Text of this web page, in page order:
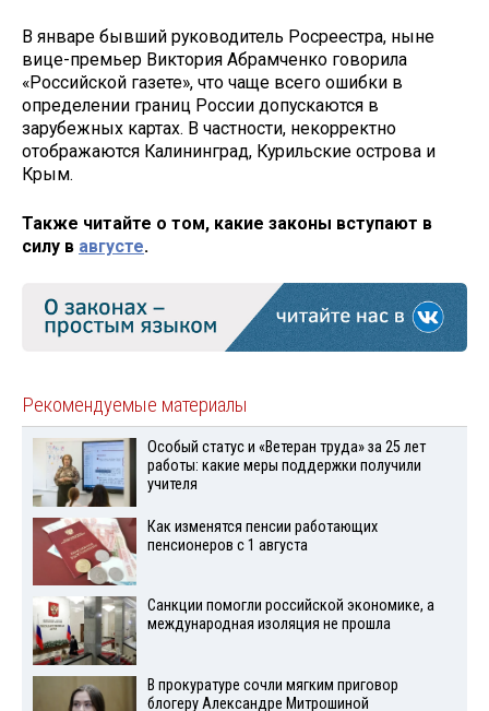
В январе бывший руководитель Росреестра, ныне
вице-премьер Виктория Абрамченко говорила
«Российской газете», что чаще всего ошибки в
определении границ России допускаются в
зарубежных картах. В частности, некорректно
отображаются Калининград, Курильские острова и
Крым.
Также читайте о том, какие законы вступают в
силу в августе.
Рекомендуемые материалы
Особый статус и «Ветеран труда» за 25 лет
работы: какие меры поддержки получили
учителя
Как изменятся пенсии работающих
пенсионеров с 1 августа
Санкции помогли российской экономике, а
международная изоляция не прошла
В прокуратуре сочли мягким приговор
блогеру Александре Митрошиной